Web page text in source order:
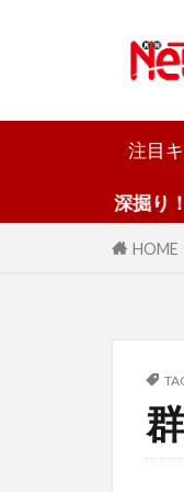
注目
深掘り！
HOME